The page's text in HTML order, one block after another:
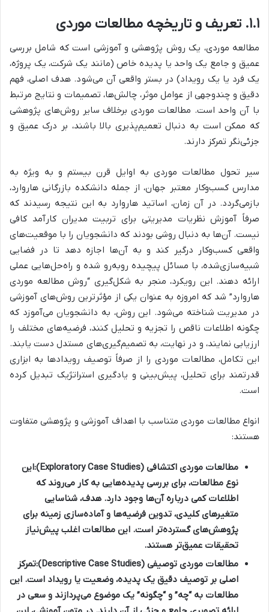
۱.۱. تعریف و تاریخچه مطالعات موردی
مطالعه موردی، یک روش پژوهشی و آموزشی است که شامل بررسی
عمیق و جامع یک واحد یا پدیده خاص (مانند یک شرکت، یک پروژه،
یک فرد یا یک رویداد) در بستر واقعی آن می‌شود. هدف اصلی، فهم
دقیق و چندوجهی از عوامل موثر، چالش‌ها، تصمیمات و نتایج مرتبط
با آن واحد است. مطالعات موردی برخلاف سایر روش‌های پژوهشی
که ممکن است به دنبال تعمیم‌پذیری بالا باشند، بر درک عمیق و
جزئی‌نگر تمرکز دارند.
سیر تحول مطالعات موردی به اوایل قرن بیستم و به ویژه به
مدارس کسب‌وکار معتبر جهان، از جمله دانشکده بازرگانی هاروارد،
بازمی‌گردد. در آن زمان، اساتید هاروارد به این نتیجه رسیدند که
صرفاً آموزش نظریات مدیریتی برای تربیت مدیران کارآمد کافی
نیست. آن‌ها به دنبال روشی بودند که دانشجویان را با موقعیت‌های
واقعی کسب‌وکار درگیر کند و به آن‌ها اجازه دهد تا در فضایی
شبیه‌سازی‌شده، با مسائل پیچیده روبه‌رو شده و راه‌حل‌هایی عملی
ارائه دهند. این رویکرد، منجر به شکل‌گیری “روش مطالعه موردی
هاروارد” شد که امروزه به عنوان یکی از مؤثرترین روش‌های آموزشی
در مدیریت شناخته می‌شود. این روش، به دانشجویان می‌آموزد که
چگونه اطلاعات ناقص را تجزیه و تحلیل کنند، فرضیه‌های مختلف را
ارزیابی نمایند، و در نهایت، به تصمیم‌گیری‌های مستدل دست یابند.
این تکامل، مطالعات موردی را از صرفاً توصیف رویدادها به ابزاری
قدرتمند برای تحلیل، پیش‌بینی و یادگیری استراتژیک تبدیل کرده
است.
انواع مطالعات موردی متناسب با اهداف آموزشی و پژوهشی متفاوت
هستند:
مطالعات موردی اکتشافی (Exploratory Case Studies):
این
نوع مطالعات، برای بررسی پدیده‌هایی به کار می‌روند که
اطلاعات کمی درباره آن‌ها وجود دارد. هدف، شناسایی
متغیرهای کلیدی، تدوین فرضیه‌ها و آماده‌سازی زمینه برای
پژوهش‌های گسترده‌تر است. این مطالعات اغلب پیش‌نیاز
تحقیقات عمیق‌تر هستند.
مطالعات موردی توصیفی (Descriptive Case Studies):
تمرکز
اصلی بر توصیف دقیق یک پدیده، وضعیت یا رویداد است. این
مطالعات به “چه” و “چگونه” یک موضوع می‌پردازند و سعی در